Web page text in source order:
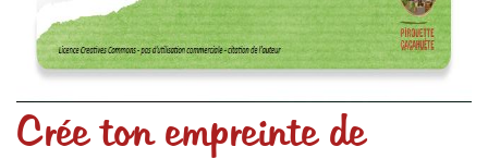
Crée ton empreinte de